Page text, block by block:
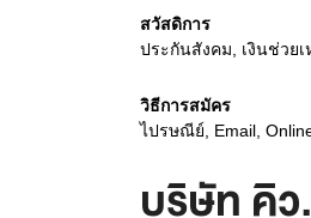
สวัสดิการ
ประกันสังคม, เงินช่วย
วิธีการสมัคร
ไปรษณีย์, Email,
บริษัท คิ